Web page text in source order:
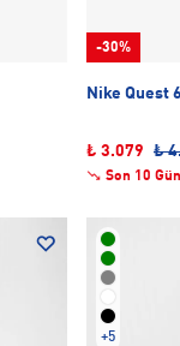
-30%
Nike Quest
₺ 3.079 ₺
Son 10
+5